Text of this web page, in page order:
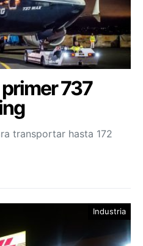
737
transportar hasta 172
Industria